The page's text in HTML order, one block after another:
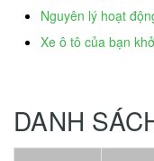
Nguyên lý hoạt
Xe ô tô của bạn
DANH